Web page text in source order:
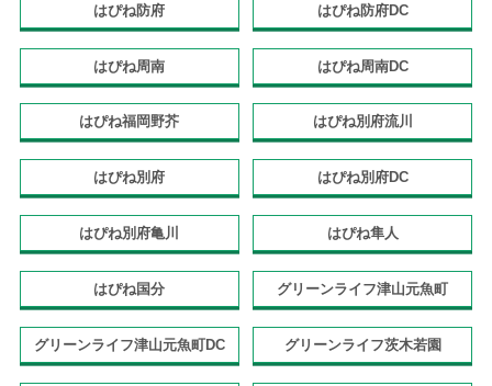
はぴね防府 はぴね防府DC
はぴね周南 はぴね周南DC
はぴね福岡野芥 はぴね別府流川
はぴね別府 はぴね別府DC
はぴね別府亀川 はぴね隼人
はぴね国分 グリーンライフ津山元魚町
グリーンライフ津山元魚町DC グリーンライフ茨木若園